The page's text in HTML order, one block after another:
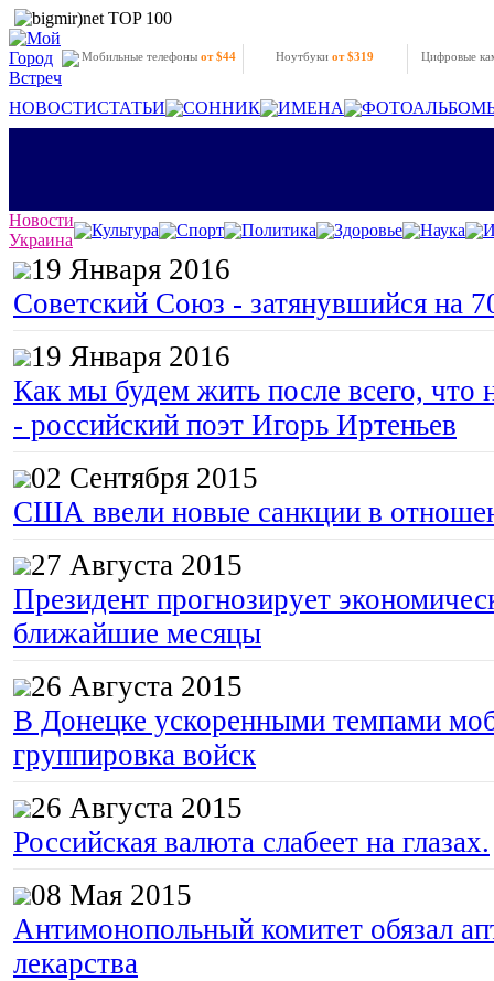
Мобильные телефоны от $44 Ноутбукиот $319 Цифровые
НОВОСТИСТАТЬИ СОННИК ИМЕНА
Новости
Украина
Культура Спорт Политика Здоровье Наука
19 Января 2016
Советский Союз - затянувшийся на
19 Января 2016
Как мы будем жить после всего, что
- российский поэт Игорь Иртеньев
02 Сентября 2015
США ввели новые санкции в
27 Августа 2015
Президент прогнозирует
ближайшие месяцы
26 Августа 2015
В Донецке ускоренными темпами
группировка войск
26 Августа 2015
Российская валюта слабеет на глазах.
08 Мая 2015
Антимонопольный комитет обязал
лекарства